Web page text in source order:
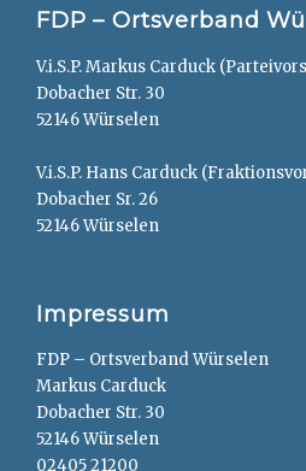
FDP – Ortsverband
V.i.S.P. Markus Carduck
Dobacher Str. 30
52146 Würselen
V.i.S.P. Hans Carduck
Dobacher Sr. 26
52146 Würselen
Impressum
FDP – Ortsverband Würselen
Markus Carduck
Dobacher Str. 30
52146 Würselen
02405 21200